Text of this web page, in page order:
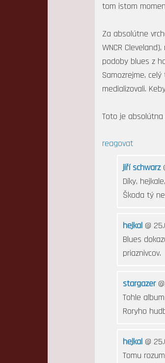
tom istom
Za absolútne
WNCR
podoby blues z
Samozrejme,
medializovali.
Toto je absolútna
reagovat
jiří schwarz
Díky,
Škoda tý
hejkal@
Blues
priaznivcov.
stargazer@
Tohle
Roryho
hejkal@
Tomu